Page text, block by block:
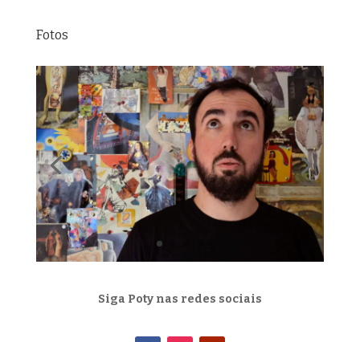
Fotos
Siga Poty nas redes sociais